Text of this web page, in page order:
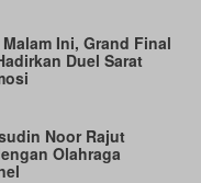
Ini, Grand Final
Duel Sarat
Noor Rajut
Olahraga